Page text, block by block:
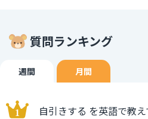
質問ランキング
週間 月間
自引きする を英語で教